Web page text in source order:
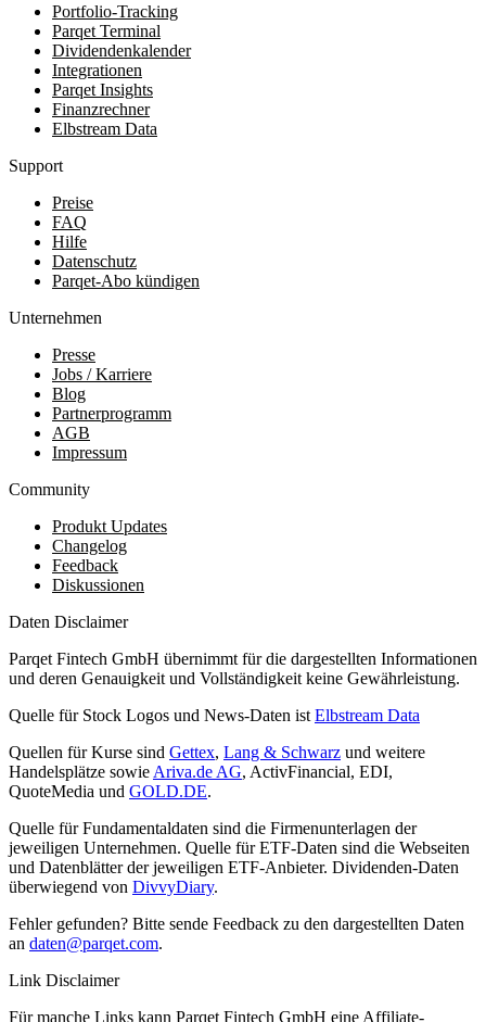
Portfolio-Tracking
Parqet Terminal
Dividendenkalender
Integrationen
Parqet Insights
Finanzrechner
Elbstream Data
Support
Preise
FAQ
Hilfe
Datenschutz
Parqet-Abo kündigen
Unternehmen
Presse
Jobs / Karriere
Blog
Partnerprogramm
AGB
Impressum
Community
Produkt Updates
Changelog
Feedback
Diskussionen
Daten Disclaimer
Parqet Fintech GmbH übernimmt für die dargestellten Informationen
und deren Genauigkeit und Vollständigkeit keine Gewährleistung.
Quelle für Stock Logos und News-Daten ist Elbstream Data
Quellen für Kurse sind Gettex, Lang & Schwarz und weitere
Handelsplätze sowie Ariva.de AG, ActivFinancial, EDI,
QuoteMedia und GOLD.DE.
Quelle für Fundamentaldaten sind die Firmenunterlagen der
jeweiligen Unternehmen. Quelle für ETF-Daten sind die Webseiten
und Datenblätter der jeweiligen ETF-Anbieter. Dividenden-Daten
überwiegend von DivvyDiary.
Fehler gefunden? Bitte sende Feedback zu den dargestellten Daten
an daten@parqet.com.
Link Disclaimer
Für manche Links kann Parqet Fintech GmbH eine Affiliate-